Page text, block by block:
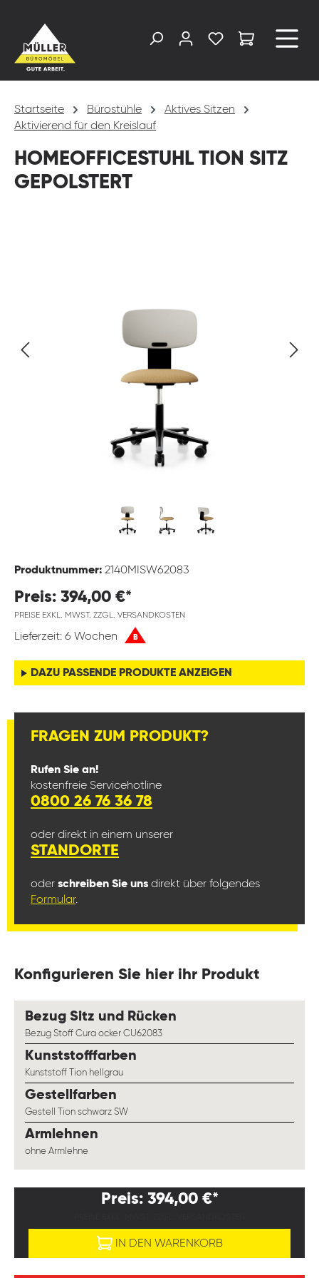
Startseite Bürostühle
Aktives Sitzen
Aktivierend für den Kreislauf
HOMEOFFICESTUHL TION SITZ
GEPOLSTERT
Produktnummer: 2140MISW62083
Preis: 394,00 €*
PREISE EXKL. MWST. ZZGL. VERSANDKOSTEN
Lieferzeit: 6 Wochen B
DAZU PASSENDE PRODUKTE ANZEIGEN
FRAGEN ZUM PRODUKT?
Rufen Sie an!
kostenfreie Servicehotline
0800 26 76 36 78
oder direkt in einem unserer
STANDORTE
oder schreiben Sie uns direkt über folgendes
Formular.
Konfigurieren Sie hier ihr Produkt
Bezug Sitz und Rücken
Bezug Stoff Cura ocker CU62083
Kunststofffarben
Kunststoff Tion hellgrau
Gestellfarben
Gestell Tion schwarz SW
Armlehnen
ohne Armlehne
Preis: 394,00 €*
IN DEN WARENKORB